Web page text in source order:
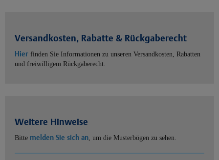
Versandkosten, Rabatte & Rückgaberecht
Hier finden Sie Informationen zu unseren Versandkosten, Rabatten
und freiwilligem Rückgaberecht.
Weitere Hinweise
Bitte melden Sie sich an, um die Musterbögen zu sehen.